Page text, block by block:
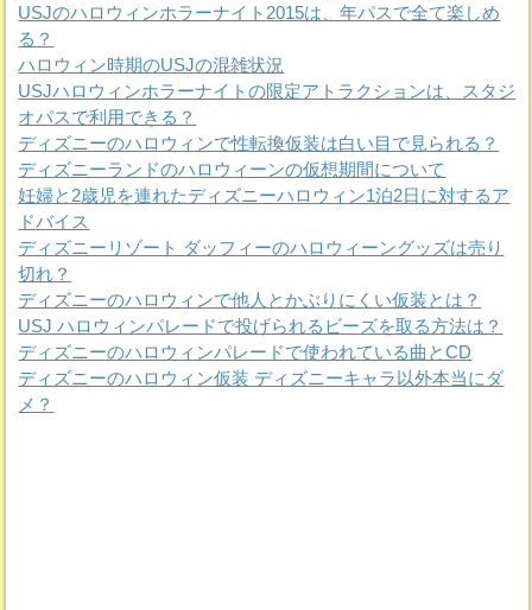
USJのハロウィンホラーナイト2015は、年パスで全て楽しめ
る？
ハロウィン時期のUSJの混雑状況
USJハロウィンホラーナイトの限定アトラクションは、スタジ
オパスで利用できる？
ディズニーのハロウィンで性転換仮装は白い目で見られる？
ディズニーランドのハロウィーンの仮想期間について
妊婦と2歳児を連れたディズニーハロウィン1泊2日に対するア
ドバイス
ディズニーリゾート ダッフィーのハロウィーングッズは売り
切れ？
ディズニーのハロウィンで他人とかぶりにくい仮装とは？
USJ ハロウィンパレードで投げられるビーズを取る方法は？
ディズニーのハロウィンパレードで使われている曲とCD
ディズニーのハロウィン仮装 ディズニーキャラ以外本当にダ
メ？